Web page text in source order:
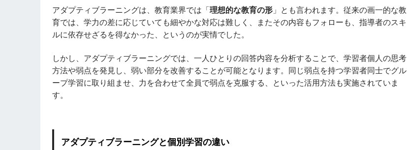
アダプティブラーニングは、教育業界では「 理想的な教育の形 」とも言われます。従来の画一的な教
育では、学力の差に応じていても細やかな対応は難しく、またその内容もフォローも、指導者のスキ
ルに依存せざるを得なかった、というのが実情でした。
しかし、アダプティブラーニングでは、一人ひとりの回答内容を分析することで、学習者個人の思考
方法や弱点を発見し、弱い部分を改善することが可能となります。同じ弱点を持つ学習者同士でグル
ープ学習に取り組ませ、力を合わせて全員で弱点を克服する、といった活用方法も実施されていま
す。
アダプティブラーニングと個別学習の違い